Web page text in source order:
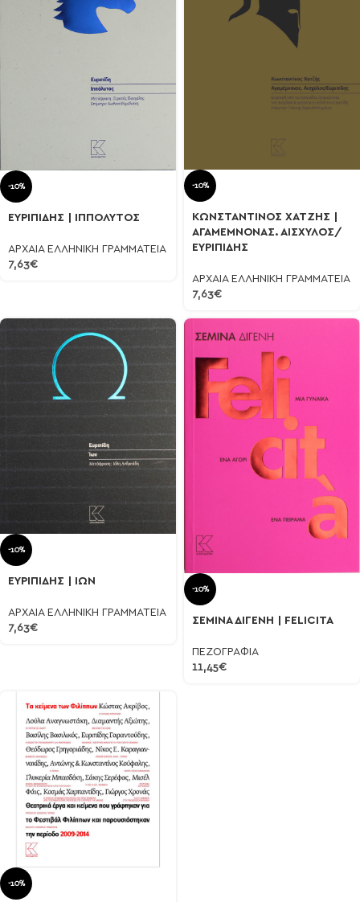
-10%
ΕΥΡΙΠΙΔΗΣ | ΙΠΠΟΛΥΤΟΣ
ΑΡΧΑΙΑ ΕΛΛΗΝΙΚΗ ΓΡΑΜΜΑΤΕΙΑ
7,63€
-10%
ΚΩΝΣΤΑΝΤΙΝΟΣ ΧΑΤΖΗΣ |
ΑΓΑΜΕΜΝΟΝΑΣ. ΑΙΣΧΥΛΟΣ/
ΕΥΡΙΠΙΔΗΣ
ΑΡΧΑΙΑ ΕΛΛΗΝΙΚΗ ΓΡΑΜΜΑΤΕΙΑ
7,63€
-10%
ΕΥΡΙΠΙΔΗΣ | ΙΩΝ
ΑΡΧΑΙΑ ΕΛΛΗΝΙΚΗ ΓΡΑΜΜΑΤΕΙΑ
7,63€
-10%
ΣΕΜΙΝΑ ΔΙΓΕΝΗ | FELICITA
ΠΕΖΟΓΡΑΦΙΑ
11,45€
-10%